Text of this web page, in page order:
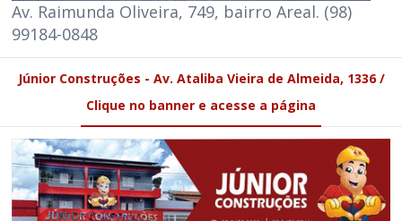
Av. Raimunda Oliveira, 749, bairro Areal. (98)
99184-0848
Júnior Construções - Av. Ataliba Vieira de Almeida, 1336 /
Clique no banner e acesse a página